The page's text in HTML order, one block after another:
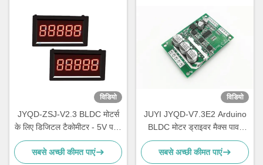
विडियो
JYQD-ZSJ-V2.3 BLDC मोटर्स
के लिए डिजिटल टैकोमीटर - 5V पल्स
सिग्नल RPM मीटर | उच्च-सटीक
गति प्रदर्शन 0–99999RPM |
सबसे अच्छी कीमत पाएं
विडियो
JUYI JYQD-V7.3E2 Arduino
BLDC मोटर ड्राइवर मैक्स पावर
500W हॉल इफेक्ट 120° पर हॉल के
साथ
सबसे अच्छी कीमत पाएं